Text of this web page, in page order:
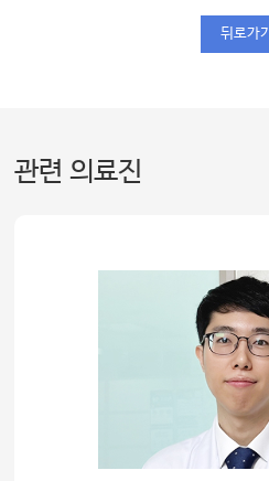
뒤로가기
관련 의료진